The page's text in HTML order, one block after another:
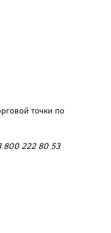
точки по
800 222 80 53